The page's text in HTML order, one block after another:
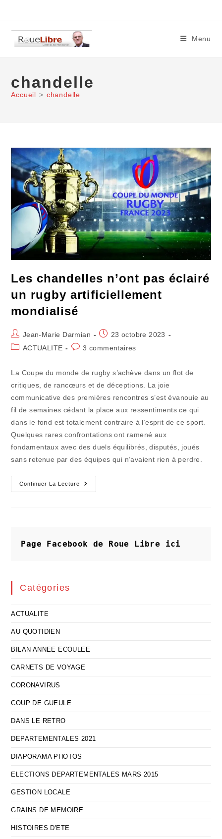
content
Menu
chandelle
Accueil > chandelle
Les chandelles n’ont pas éclairé
un rugby artificiellement
mondialisé
Auteur/autrice
de
Jean-Marie Darmian
Publication
publiée :
23 octobre 2023
PostACTUALITE
Commentaires
publication :
3 commentaires
La Coupe du monde de rugby s’achève dans un flot de
critiques, de rancœurs et de déceptions. La joie
communicative des premières rencontres s’est évanouie au
fil de semaines cédant la place aux ressentiments ce qui
dans le fond est totalement contraire à l’esprit de ce sport.
Quelques rares confrontations ont ramené aux
fondamentaux avec des duels équilibrés, disputés, joués
sans retenue par des équipes qui n’avaient rien à perdre.
Continuer La Lecture
Les
Chandelles
Mondialisé
Page Facebook de Roue Libre ici
Catégories
ACTUALITE
AU QUOTIDIEN
BILAN ANNEE ECOULEE
CARNETS DE VOYAGE
CORONAVIRUS
COUP DE GUEULE
DANS LE RETRO
DEPARTEMENTALES 2021
DIAPORAMA PHOTOS
ELECTIONS DEPARTEMENTALES MARS 2015
GESTION LOCALE
GRAINS DE MEMOIRE
HISTOIRES D'ETE